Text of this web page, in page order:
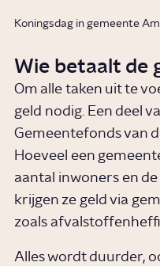
Koningsdag in gemeente
Wie betaalt de
Om alle taken uit te
geld nodig. Een deel
Gemeentefonds van
Hoeveel een
aantal inwoners en
krijgen ze geld via
zoals
Alles wordt duurder,